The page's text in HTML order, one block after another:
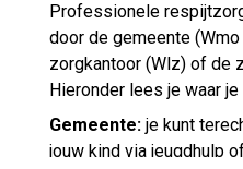
‘Regelhulp’ van de
https://
gers/ondersteuning-en-
Professionele
door de gemeente
zorgkantoor (Wlz) of de
Hieronder lees je waar
Gemeente: je kunt
jouw kind via jeugdhulp